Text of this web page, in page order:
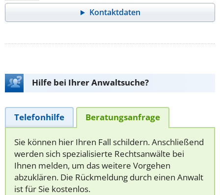
Kontaktdaten
Hilfe bei Ihrer Anwaltsuche?
Telefonhilfe Beratungsanfrage
Sie können hier Ihren Fall schildern. Anschließend
werden sich spezialisierte Rechtsanwälte bei
Ihnen melden, um das weitere Vorgehen
abzuklären. Die Rückmeldung durch einen Anwalt
ist für Sie kostenlos.